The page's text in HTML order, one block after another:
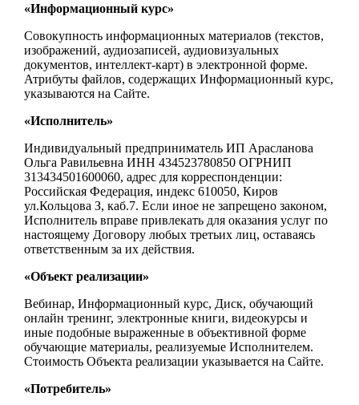
«Информационный курс»
Совокупность информационных материалов (текстов,
изображений, аудиозаписей, аудиовизуальных
документов, интеллект-карт) в электронной форме.
Атрибуты файлов, содержащих Информационный курс,
указываются на Сайте.
«Исполнитель»
Индивидуальный предприниматель ИП Арасланова
Ольга Равильевна ИНН 434523780850 ОГРНИП
313434501600060, адрес для корреспонденции:
Российская Федерация, индекс 610050, Киров
ул.Кольцова З, каб.7. Если иное не запрещено законом,
Исполнитель вправе привлекать для оказания услуг по
настоящему Договору любых третьих лиц, оставаясь
ответственным за их действия.
«Объект реализации»
Вебинар, Информационный курс, Диск, обучающий
онлайн тренинг, электронные книги, видеокурсы и
иные подобные выраженные в объективной форме
обучающие материалы, реализуемые Исполнителем.
Стоимость Объекта реализации указывается на Сайте.
«Потребитель»